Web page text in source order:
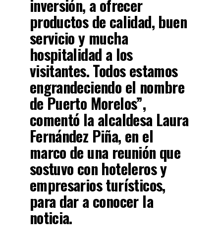
inversión, a ofrecer
productos de calidad, buen
servicio y mucha
hospitalidad a los
visitantes. Todos estamos
engrandeciendo el nombre
de Puerto Morelos”,
comentó la alcaldesa Laura
Fernández Piña, en el
marco de una reunión que
sostuvo con hoteleros y
empresarios turísticos,
para dar a conocer la
noticia.